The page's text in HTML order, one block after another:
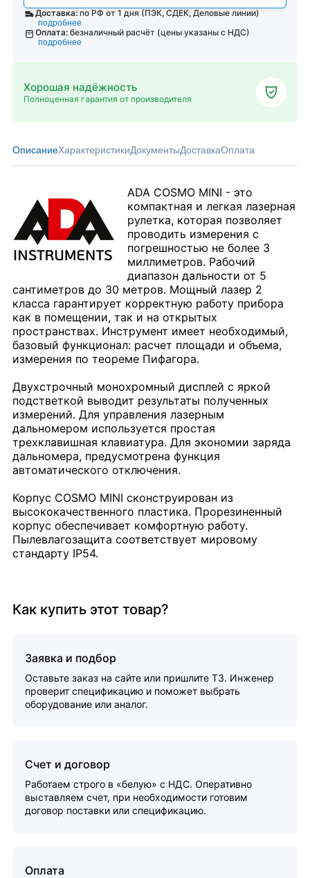
Доставка: по РФ от 1 дня (ПЭК, СДЕК, Деловые линии)
подробнее
Оплата: безналичный расчёт (цены указаны с НДС)
подробнее
Хорошая надёжность
Полноценная гарантия от производителя
ОписаниеХарактеристикиДокументыДоставкаОплата
ADA COSMO MINI - это
компактная и легкая лазерная
рулетка, которая позволяет
проводить измерения с
погрешностью не более 3
миллиметров. Рабочий
диапазон дальности от 5
сантиметров до 30 метров. Мощный лазер 2
класса гарантирует корректную работу прибора
как в помещении, так и на открытых
пространствах. Инструмент имеет необходимый,
базовый функционал: расчет площади и объема,
измерения по теореме Пифагора.
Двухстрочный монохромный дисплей с яркой
подстветкой выводит результаты полученных
измерений. Для управления лазерным
дальномером используется простая
трехклавишная клавиатура. Для экономии заряда
дальномера, предусмотрена функция
автоматического отключения.
Корпус COSMO MINI сконструирован из
высококачественного пластика. Прорезиненный
корпус обеспечивает комфортную работу.
Пылевлагозащита соответствует мировому
стандарту IP54.
Как купить этот товар?
Заявка и подбор
Оставьте заказ на сайте или пришлите ТЗ. Инженер
проверит спецификацию и поможет выбрать
оборудование или аналог.
Счет и договор
Работаем строго в «белую» с НДС. Оперативно
выставляем счет, при необходимости готовим
договор поставки или спецификацию.
Оплата